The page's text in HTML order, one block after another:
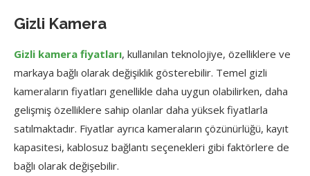
Gizli Kamera
Gizli kamera fiyatları, kullanılan teknolojiye, özelliklere ve
markaya bağlı olarak değişiklik gösterebilir. Temel gizli
kameraların fiyatları genellikle daha uygun olabilirken, daha
gelişmiş özelliklere sahip olanlar daha yüksek fiyatlarla
satılmaktadır. Fiyatlar ayrıca kameraların çözünürlüğü, kayıt
kapasitesi, kablosuz bağlantı seçenekleri gibi faktörlere de
bağlı olarak değişebilir.